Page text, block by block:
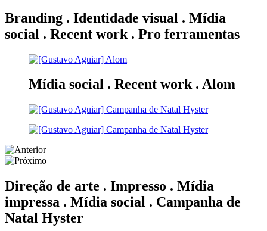
Branding . Identidade visual . Mídia
social . Recent work . Pro ferramentas
Mídia social . Recent work . Alom
Direção de arte . Impresso . Mídia
impressa . Mídia social . Campanha de
Natal Hyster